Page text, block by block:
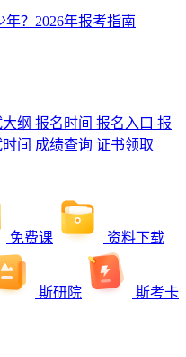
？2026年报考指南
纲 报名时间 报名入口 报
间 成绩查询 证书领取
免费课 资料下载
斯研院 斯考卡